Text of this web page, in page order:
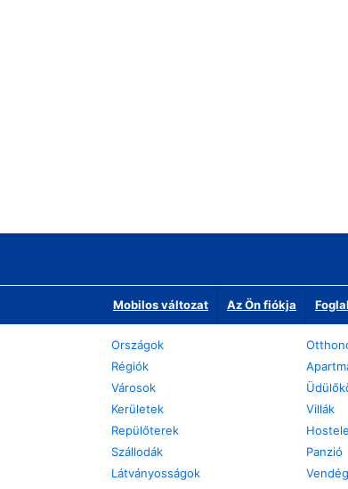
Mobilos változat Az Ön fiókja
Országok
Régiók
Városok
Kerületek
Repülőterek
Szállodák
Látványosságok
Villák
Panzió